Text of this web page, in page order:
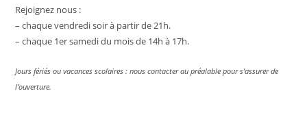
Rejoignez nous :
– chaque vendredi soir à partir de 21h.
– chaque 1er samedi du mois de 14h à 17h.
Jours fériés ou vacances scolaires : nous contacter au préalable pour s’assurer de
l’ouverture.